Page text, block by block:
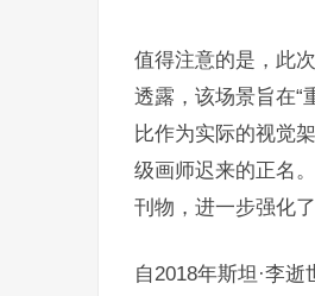
值得注意的是，此
透露，该场景旨在“
比作为实际的视觉
级画师迟来的正名
刊物，进一步强化
自2018年斯坦·李